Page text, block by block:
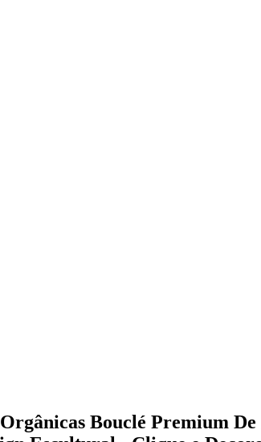
Bouclé Premium